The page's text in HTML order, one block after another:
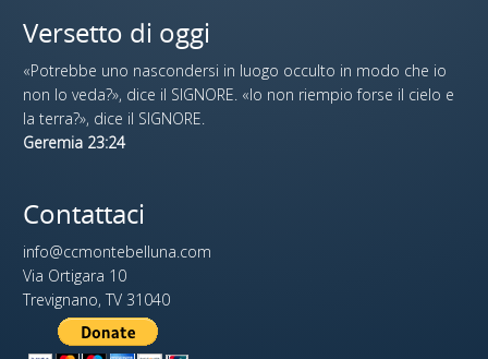
Versetto di oggi
«Potrebbe uno nascondersi in luogo occulto in modo che io
non lo veda?», dice il SIGNORE. «Io non riempio forse il cielo e
la terra?», dice il SIGNORE.
Geremia 23:24
Contattaci
info@ccmontebelluna.com
Via Ortigara 10
Trevignano, TV 31040